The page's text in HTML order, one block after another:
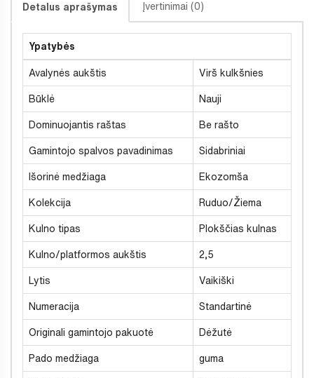
Detalus aprašymas Įvertinimai (0)
Ypatybės
Avalynės aukštis Virš kulkšnies
Būklė Nauji
Dominuojantis raštas Be rašto
Gamintojo spalvos pavadinimas Sidabriniai
Išorinė medžiaga Ekozomša
Kolekcija Ruduo/Žiema
Kulno tipas Plokščias kulnas
Kulno/platformos aukštis 2,5
Lytis Vaikiški
Numeracija Standartinė
Originali gamintojo pakuotė Dėžutė
Pado medžiaga guma